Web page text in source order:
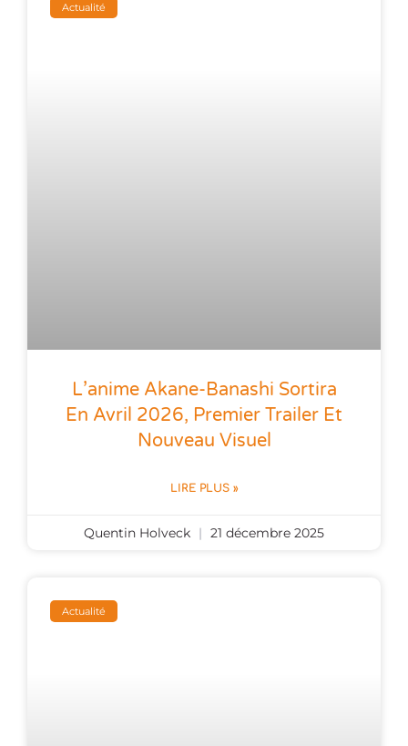
Actualité
L’anime Akane-Banashi Sortira
En Avril 2026, Premier Trailer Et
Nouveau Visuel
LIRE PLUS »
Quentin Holveck 21 décembre 2025
Actualité